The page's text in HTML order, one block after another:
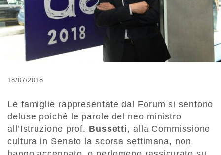
18/07/2018
Le famiglie rappresentate dal Forum si sentono
deluse poiché le parole del neo ministro
all’Istruzione prof. Bussetti, alla Commissione
cultura in Senato la scorsa settimana, non